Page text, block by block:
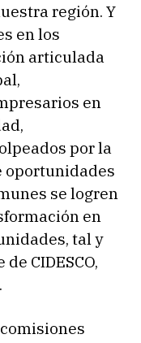
región. Y
en los
articulada
en
por la
oportunidades
se logren
en
tal y
CIDESCO,